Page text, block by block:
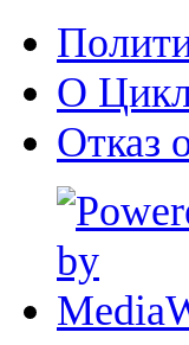
О
Отказ